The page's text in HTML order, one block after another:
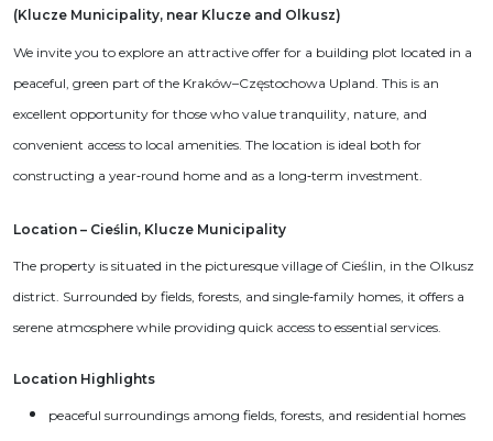
(Klucze Municipality, near Klucze and Olkusz)
We invite you to explore an attractive offer for a building plot located in a
peaceful, green part of the Kraków–Częstochowa Upland. This is an
excellent opportunity for those who value tranquility, nature, and
convenient access to local amenities. The location is ideal both for
constructing a year‑round home and as a long‑term investment.
Location – Cieślin, Klucze Municipality
The property is situated in the picturesque village of Cieślin, in the Olkusz
district. Surrounded by fields, forests, and single‑family homes, it offers a
serene atmosphere while providing quick access to essential services.
Location Highlights
peaceful surroundings among fields, forests, and residential homes